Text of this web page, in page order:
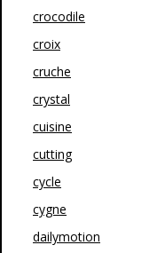
crocodile
croix
cruche
crystal
cuisine
cutting
cycle
cygne
dailymotion